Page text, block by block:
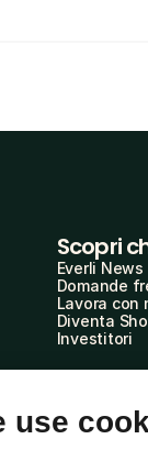
Scopri
Everli News
Domande
Lavora con
Diventa
Investitori
use